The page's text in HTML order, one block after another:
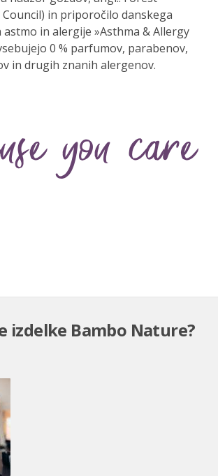
in priporočilo danskega
astmo in alergije »Asthma & Allergy
0 % parfumov, parabenov,
in drugih znanih alergenov.
izdelke Bambo Nature?